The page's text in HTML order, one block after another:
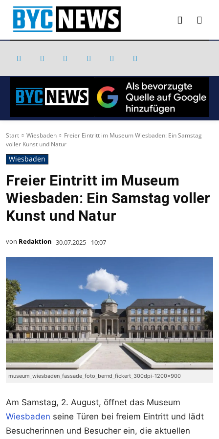
Start Wiesbaden
Freier Eintritt im Museum Wiesbaden: Ein Samstag
voller Kunst und Natur
Wiesbaden
Freier Eintritt im Museum
Wiesbaden: Ein Samstag voller
Kunst und Natur
von Redaktion 30.07.2025 - 10:07
museum_wiesbaden_fassade_foto_bernd_fickert_300dpi-1200x900
Am Samstag, 2. August, öffnet das Museum
Wiesbaden seine Türen bei freiem Eintritt und lädt
Besucherinnen und Besucher ein, die aktuellen